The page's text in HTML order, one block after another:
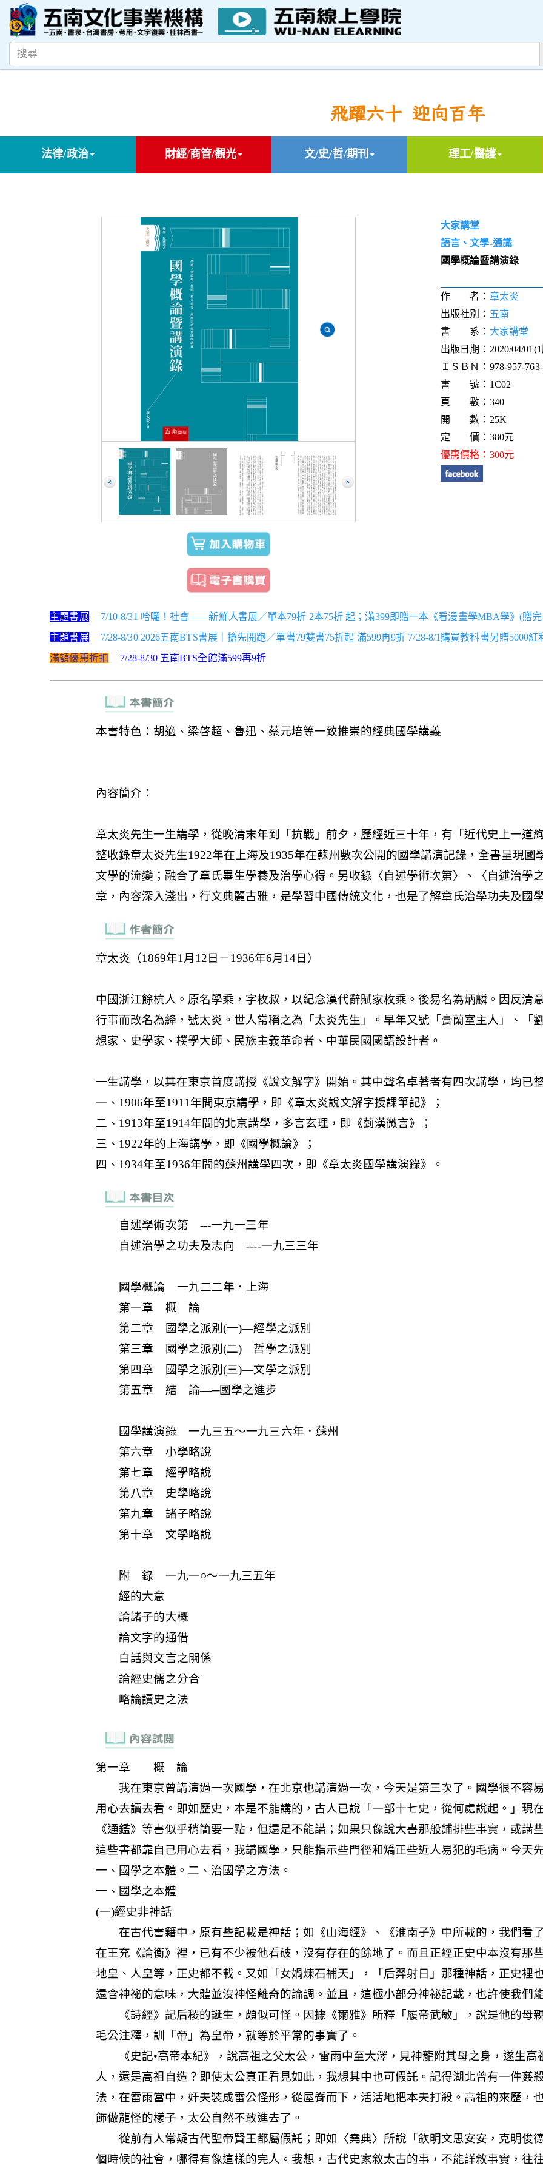
飛躍六十 迎向百年
法律/政治 財經/商管/觀光 文/史/哲/期刊 理工/醫護
大家講堂
語言、文學-通識
國學概論暨講演錄
作 者： 章太炎
出版社別： 五南
書 系： 大家講堂
出版日期：2020/04/
ＩＳＢＮ：978-957-
書 號：1C02
頁 數：340
開 數：25K
定 價：380元
優惠價格：300元
主題書展
7/10-8/31 哈囉！社會——新鮮人書展／單本79折 2本75折 起；滿399即贈一本《看漫畫學MBA學》(贈
主題書展
7/28-8/30 2026五南BTS書展｜搶先開跑／單書79雙書75折起 滿599再9折 7/28-8/1購買教科書另贈5000紅
滿額優惠折扣
7/28-8/30 五南BTS全館滿599再9折
自述學術次第 ---一九一三年
自述治學之功夫及志向 ----一九三三年
國學概論 一九二二年．上海
第一章 概 論
第二章 國學之派別(一)—經學之派別
第三章 國學之派別(二)—哲學之派別
第四章 國學之派別(三)—文學之派別
第五章 結 論—─國學之進步
國學講演錄 一九三五～一九三六年．蘇州
第六章 小學略說
第七章 經學略說
第八章 史學略說
第九章 諸子略說
第十章 文學略說
附 錄 一九一○～一九三五年
經的大意
論諸子的大概
論文字的通借
白話與文言之關係
論經史儒之分合
略論讀史之法